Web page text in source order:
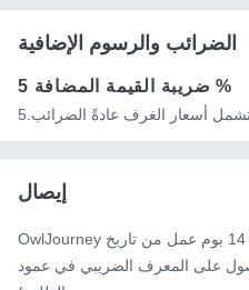
الضرائب والرسوم الإضافية
ضريبة القيمة المضافة 5 %
إيصال
OwlJourney سيتم إصدار فاتورة إلكترونية خلال 14 يوم عمل من تاريخ
على المعرف الضريبي في عمود